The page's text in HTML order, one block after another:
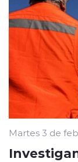
Martes 3 de